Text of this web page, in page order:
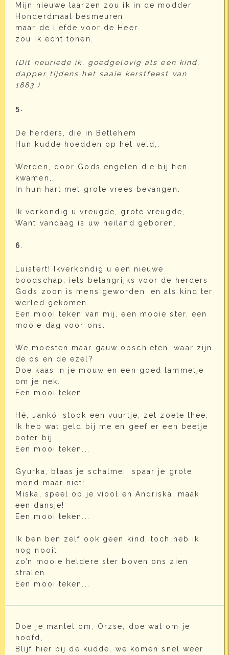
Mijn nieuwe laarzen zou ik in de modder
Honderdmaal besmeuren,
maar de liefde voor de Heer
zou ik echt tonen.
(Dit neuriede ik, goedgelovig als een kind,
dapper tijdens het saaie kerstfeest van
1883.)
5.
De herders, die in Betlehem
Hun kudde hoedden op het veld,.
Werden, door Gods engelen die bij hen
kwamen,,
In hun hart met grote vrees bevangen.
Ik verkondig u vreugde, grote vreugde,
Want vandaag is uw heiland geboren.
6
Luistert! Ikverkondig u een nieuwe
boodschap, iets belangrijks voor de herders
Gods zoon is mens geworden, en als kind ter
werled gekomen.
Een mooi teken van mij, een mooie ster, een
mooie dag voor ons.
We moesten maar gauw opschieten, waar zijn
de os en de ezel?
Doe kaas in je mouw en een goed lammetje
om je nek.
Een mooi teken...
Hé, Jankó, stook een vuurtje, zet zoete thee,
Ik heb wat geld bij me en geef er een beetje
boter bij.
Een mooi teken...
Gyurka, blaas je schalmei, spaar je grote
mond maar niet!
Miska, speel op je viool en Andriska, maak
een dansje!
Een mooi teken...
Ik ben ben zelf ook geen kind, toch heb ik
nog nooit
zo’n mooie heldere ster boven ons zien
stralen..
Een mooi teken...
Doe je mantel om, Örzse, doe wat om je
hoofd,
Blijf hier bij de kudde, we komen snel weer